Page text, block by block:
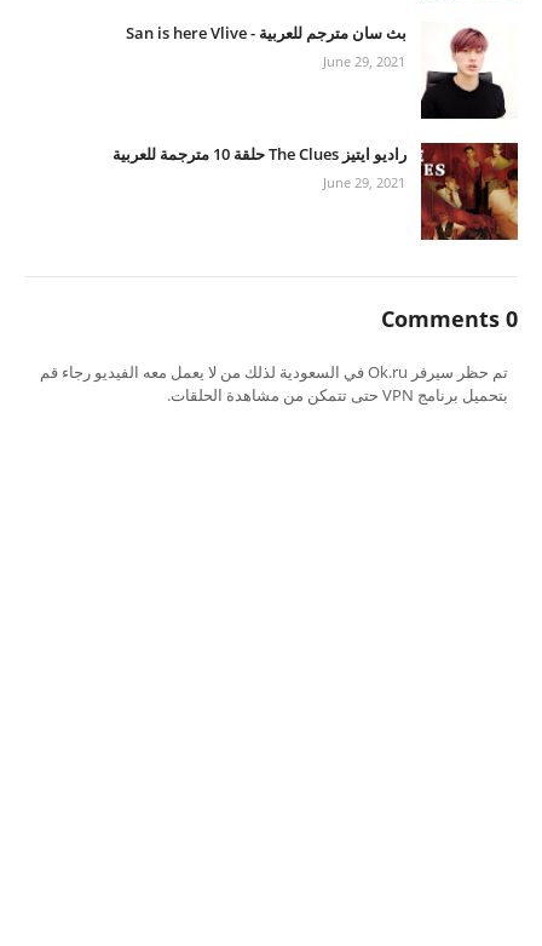
بث سان مترجم للعربية - San is here Vlive
June 29, 2021
راديو ايتيز The Clues حلقة 10 مترجمة للعربية
June 29, 2021
0 Comments
تم حظر سيرفر Ok.ru في السعودية لذلك من لا يعمل معه الفيديو رجاء قم
بتحميل برنامج VPN حتى تتمكن من مشاهدة الحلقات.